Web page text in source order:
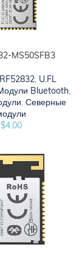
MS50SFB3
, U.FL
Bluetooth,
, Северные
$4.00